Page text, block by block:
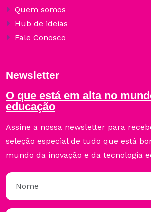
Quem somos
Hub de ideias
Fale Conosco
Newsletter
O que está em alta no
educação
Assine a nossa newsletter para
seleção especial de tudo que está
mundo da inovação e da tecnologia